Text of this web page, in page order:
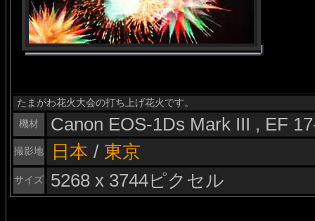
たまがわ花火大会の打ち上げ花火です。
機材
Canon EOS-1Ds Mark III , EF
撮影地 日本 / 東京
サイズ 5268 x 3744ピクセル